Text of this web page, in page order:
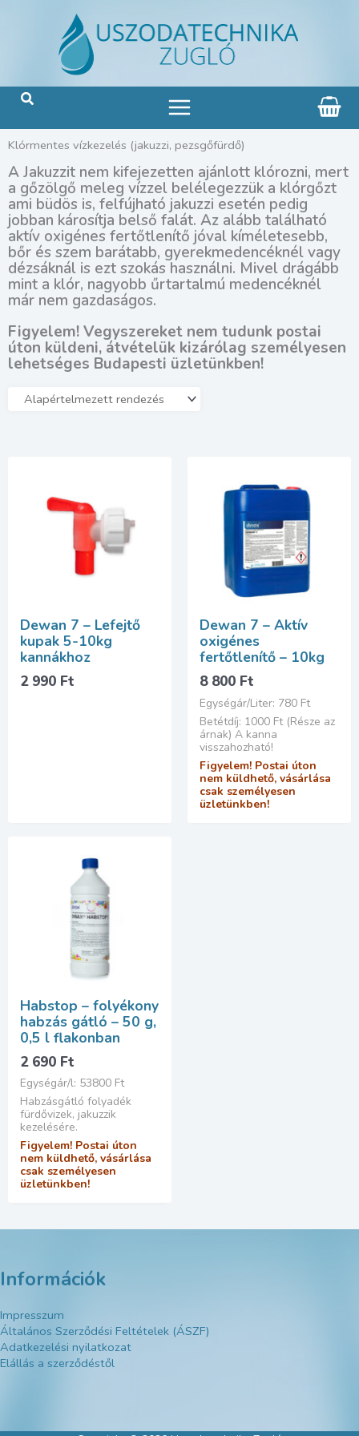
Search
Main
Menu
Klórmentes vízkezelés (jakuzzi, pezsgőfürdő)
A Jakuzzit nem kifejezetten ajánlott klórozni, mert
a gőzölgő meleg vízzel belélegezzük a klórgőzt
ami büdös is, felfújható jakuzzi esetén pedig
jobban károsítja belső falát. Az alább található
aktív oxigénes fertőtlenítő jóval kíméletesebb,
bőr és szem barátabb, gyerekmedencéknél vagy
dézsáknál is ezt szokás használni. Mivel drágább
mint a klór, nagyobb űrtartalmú medencéknél
már nem gazdaságos.
Figyelem! Vegyszereket nem tudunk postai
úton küldeni, átvételük kizárólag személyesen
lehetséges Budapesti üzletünkben!
Dewan 7 – Lefejtő
kupak 5-10kg
kannákhoz
2 990 Ft
Dewan 7 – Aktív
oxigénes
fertőtlenítő – 10kg
8 800 Ft
Egységár/Liter: 780 Ft
Betétdíj: 1000 Ft (Része az
árnak) A kanna
visszahozható!
Figyelem! Postai úton
nem küldhető, vásárlása
csak személyesen
üzletünkben!
Habstop – folyékony
habzás gátló – 50 g,
0,5 l flakonban
2 690 Ft
Egységár/l: 53800 Ft
Habzásgátló folyadék
fürdővizek, jakuzzik
kezelésére.
Figyelem! Postai úton
nem küldhető, vásárlása
csak személyesen
üzletünkben!
Információk
Impresszum
Általános Szerződési Feltételek (ÁSZF)
Adatkezelési nyilatkozat
Elállás a szerződéstől